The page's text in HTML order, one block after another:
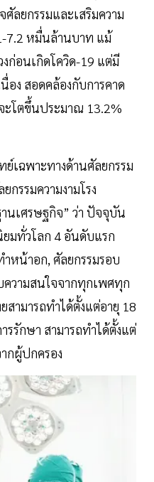
ลยกรรมและเสริมความ
7.2 หมื่นล้านบาท แม้
งก่อนเกิดโควิด-19 แต่มี
อง สอดคล้องกับการคาด
ะโตขึ้นประมาณ 13.2%
เฉพาะทางด้านศัลยกรรม
รรมความงามโรง
นเศรษฐกิจ” ว่า ปัจจุบัน
มทั่วโลก 4 อันดับแรก
หน้าอก, ศัลยกรรมรอบ
ความสนใจจากทุกเพศทุก
ามารถทำได้ตั้งแต่อายุ 18
รักษา สามารถทำได้ตั้งแต่
กผู้ปกครอง